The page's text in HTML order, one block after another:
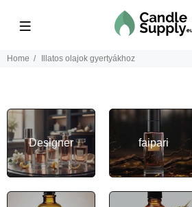
Home Illatos olajok gyertyákhoz
Designer faipari